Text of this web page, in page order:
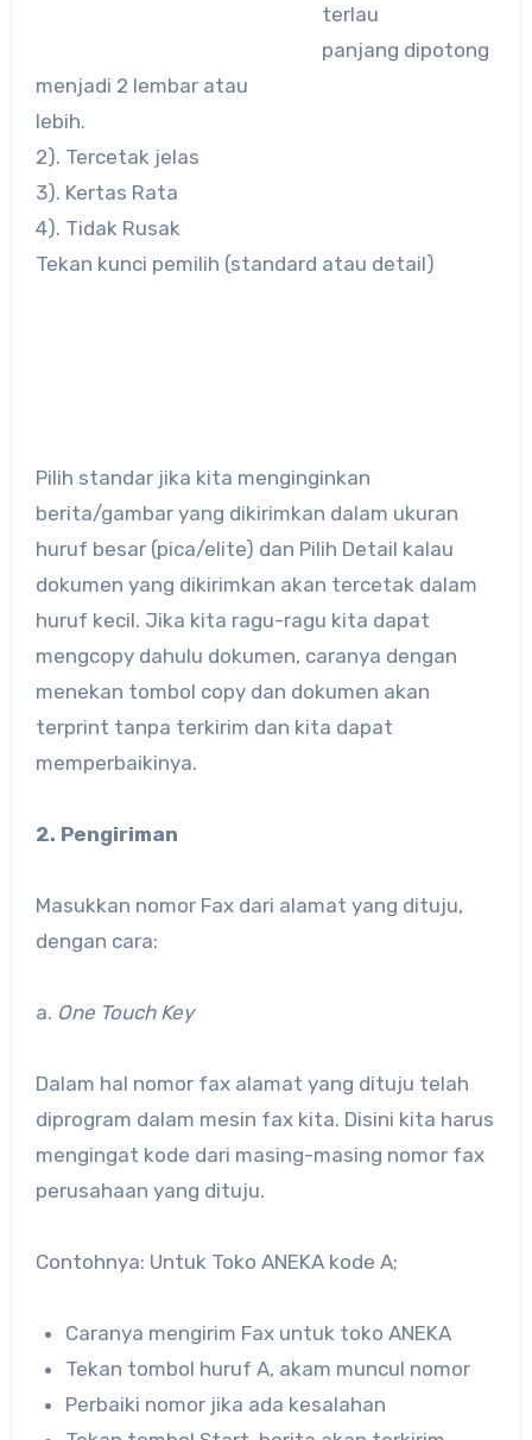
terlau
panjang dipotong
menjadi 2 lembar atau
lebih.
2). Tercetak jelas
3). Kertas Rata
4). Tidak Rusak
Tekan kunci pemilih (standard atau detail)
Pilih standar jika kita menginginkan
berita/gambar yang dikirimkan dalam ukuran
huruf besar (pica/elite) dan Pilih Detail kalau
dokumen yang dikirimkan akan tercetak dalam
huruf kecil. Jika kita ragu-ragu kita dapat
mengcopy dahulu dokumen, caranya dengan
menekan tombol copy dan dokumen akan
terprint tanpa terkirim dan kita dapat
memperbaikinya.
2. Pengiriman
Masukkan nomor Fax dari alamat yang dituju,
dengan cara:
a. One Touch Key
Dalam hal nomor fax alamat yang dituju telah
diprogram dalam mesin fax kita. Disini kita harus
mengingat kode dari masing-masing nomor fax
perusahaan yang dituju.
Contohnya: Untuk Toko ANEKA kode A;
Caranya mengirim Fax untuk toko ANEKA
Tekan tombol huruf A, akam muncul nomor
Perbaiki nomor jika ada kesalahan